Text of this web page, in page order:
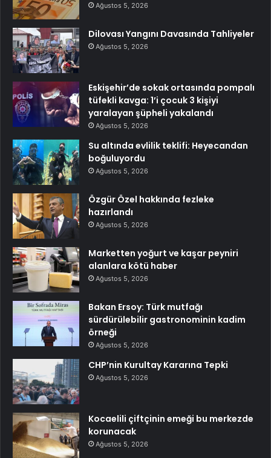
Ağustos 5, 2026
Dilovası Yangını Davasında Tahliyeler
Ağustos 5, 2026
Eskişehir’de sokak ortasında pompalı
tüfekli kavga: 1’i çocuk 3 kişiyi
yaralayan şüpheli yakalandı
Ağustos 5, 2026
Su altında evlilik teklifi: Heyecandan
boğuluyordu
Ağustos 5, 2026
Özgür Özel hakkında fezleke
hazırlandı
Ağustos 5, 2026
Marketten yoğurt ve kaşar peyniri
alanlara kötü haber
Ağustos 5, 2026
Bakan Ersoy: Türk mutfağı
sürdürülebilir gastronominin kadim
örneği
Ağustos 5, 2026
CHP’nin Kurultay Kararına Tepki
Ağustos 5, 2026
Kocaelili çiftçinin emeği bu merkezde
korunacak
Ağustos 5, 2026